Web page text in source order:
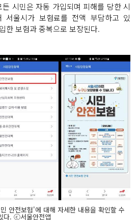
시민은 자동 가입되며 피해를 당한 시
서울시가 보험료를 전액 부담하고 있
한 보험과 중복으로 보장된다.
안전보험'에 대해 자세한 내용을 확인할 수
다. ⓒ서울안전앱